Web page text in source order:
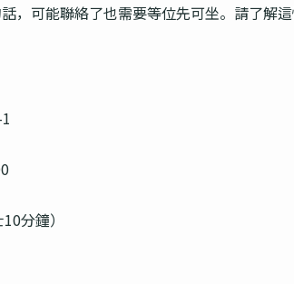
，可能聯絡了也需要等位先可坐。請了解
分鐘）